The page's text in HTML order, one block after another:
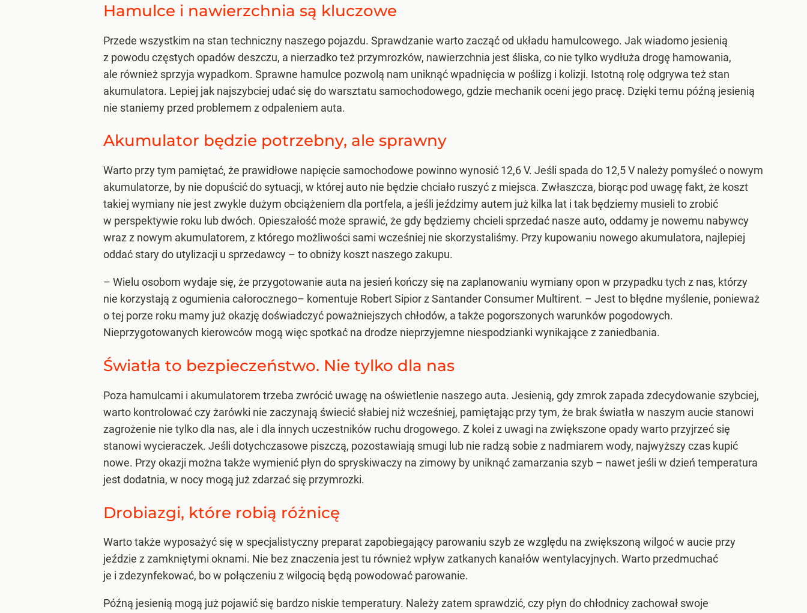
Hamulce i nawierzchnia są kluczowe
Przede wszystkim na stan techniczny naszego pojazdu. Sprawdzanie warto zacząć od układu hamulcowego. Jak wiadomo jesienią
z powodu częstych opadów deszczu, a nierzadko też przymrozków, nawierzchnia jest śliska, co nie tylko wydłuża drogę hamowania,
ale również sprzyja wypadkom. Sprawne hamulce pozwolą nam uniknąć wpadnięcia w poślizg i kolizji. Istotną rolę odgrywa też stan
akumulatora. Lepiej jak najszybciej udać się do warsztatu samochodowego, gdzie mechanik oceni jego pracę. Dzięki temu późną jesienią
nie staniemy przed problemem z odpaleniem auta.
Akumulator będzie potrzebny, ale sprawny
Warto przy tym pamiętać, że prawidłowe napięcie samochodowe powinno wynosić 12,6 V. Jeśli spada do 12,5 V należy pomyśleć o nowym
akumulatorze, by nie dopuścić do sytuacji, w której auto nie będzie chciało ruszyć z miejsca. Zwłaszcza, biorąc pod uwagę fakt, że koszt
takiej wymiany nie jest zwykle dużym obciążeniem dla portfela, a jeśli jeździmy autem już kilka lat i tak będziemy musieli to zrobić
w perspektywie roku lub dwóch. Opieszałość może sprawić, że gdy będziemy chcieli sprzedać nasze auto, oddamy je nowemu nabywcy
wraz z nowym akumulatorem, z którego możliwości sami wcześniej nie skorzystaliśmy. Przy kupowaniu nowego akumulatora, najlepiej
oddać stary do utylizacji u sprzedawcy – to obniży koszt naszego zakupu.
– Wielu osobom wydaje się, że przygotowanie auta na jesień kończy się na zaplanowaniu wymiany opon w przypadku tych z nas, którzy
nie korzystają z ogumienia całorocznego– komentuje Robert Sipior z Santander Consumer Multirent. – Jest to błędne myślenie, ponieważ
o tej porze roku mamy już okazję doświadczyć poważniejszych chłodów, a także pogorszonych warunków pogodowych.
Nieprzygotowanych kierowców mogą więc spotkać na drodze nieprzyjemne niespodzianki wynikające z zaniedbania.
Światła to bezpieczeństwo. Nie tylko dla nas
Poza hamulcami i akumulatorem trzeba zwrócić uwagę na oświetlenie naszego auta. Jesienią, gdy zmrok zapada zdecydowanie szybciej,
warto kontrolować czy żarówki nie zaczynają świecić słabiej niż wcześniej, pamiętając przy tym, że brak światła w naszym aucie stanowi
zagrożenie nie tylko dla nas, ale i dla innych uczestników ruchu drogowego. Z kolei z uwagi na zwiększone opady warto przyjrzeć się
stanowi wycieraczek. Jeśli dotychczasowe piszczą, pozostawiają smugi lub nie radzą sobie z nadmiarem wody, najwyższy czas kupić
nowe. Przy okazji można także wymienić płyn do spryskiwaczy na zimowy by uniknąć zamarzania szyb – nawet jeśli w dzień temperatura
jest dodatnia, w nocy mogą już zdarzać się przymrozki.
Drobiazgi, które robią różnicę
Warto także wyposażyć się w specjalistyczny preparat zapobiegający parowaniu szyb ze względu na zwiększoną wilgoć w aucie przy
jeździe z zamkniętymi oknami. Nie bez znaczenia jest tu również wpływ zatkanych kanałów wentylacyjnych. Warto przedmuchać
je i zdezynfekować, bo w połączeniu z wilgocią będą powodować parowanie.
Późną jesienią mogą już pojawić się bardzo niskie temperatury. Należy zatem sprawdzić, czy płyn do chłodnicy zachował swoje